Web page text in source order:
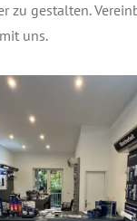
zu gestalten.
uns.